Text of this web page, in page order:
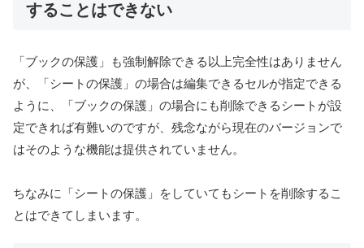
することはできない
「ブックの保護」も強制解除できる以上完全性はありません
が、「シートの保護」の場合は編集できるセルが指定できる
ように、「ブックの保護」の場合にも削除できるシートが設
定できれば有難いのですが、残念ながら現在のバージョンで
はそのような機能は提供されていません。
ちなみに「シートの保護」をしていてもシートを削除するこ
とはできてしまいます。